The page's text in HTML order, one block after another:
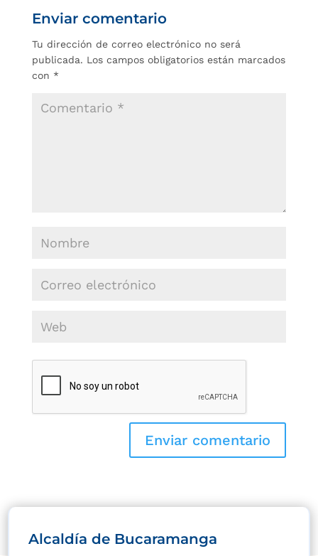
Enviar comentario
Tu dirección de correo electrónico no será
publicada. Los campos obligatorios están marcados
con *
Alcaldía de Bucaramanga